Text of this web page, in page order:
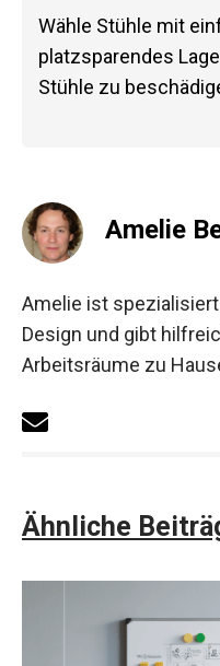
Wähle Stühle mit
platzsparendes
Stühle zu
Amelie
Amelie ist
Design und gibt
Arbeitsräume zu
Ähnliche